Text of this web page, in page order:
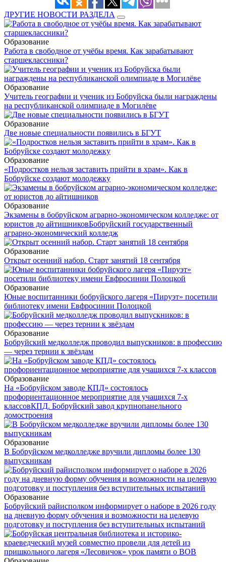
ДРУГИЕ НОВОСТИ РАЗДЕЛА
Образование
Работа в свободное от учёбы время. Как зарабатывают
старшеклассники?
Образование
Учитель географии и ученик из Бобруйска были награждены
на республиканской олимпиаде в Могилёве
Образование
Две новые специальности появились в БГУТ
Образование
«Подростков нельзя заставить прийти в храм». Как в
Бобруйске создают молодежку
Образование
Экзамены в бобруйском аграрно-экономическом колледже: от
юристов до айтишниковБобруйский государственный
аграрно-экономический колледж
Образование
Открыт осенний набор. Старт занятий 18 сентября
Образование
Юные воспитанники бобруйского лагеря «Пируэт» посетили
библиотеку имени Евфросинии Полоцкой
Образование
Бобруйский медколледж проводил выпускников: в профессию
— через тернии к звёздам
Образование
На «Бобруйском заводе КПД» состоялось
профориентационное мероприятие для учащихся 7-х
классовКПД. Бобруйский завод крупнопанельного
домостроения
Образование
В Бобруйском медколледже вручили дипломы более 130
выпускникам
Образование
Бобруйский райисполком информирует о наборе в 2026 году
на дневную форму обучения и возможности на целевую
подготовку и поступления без вступительных испытаний